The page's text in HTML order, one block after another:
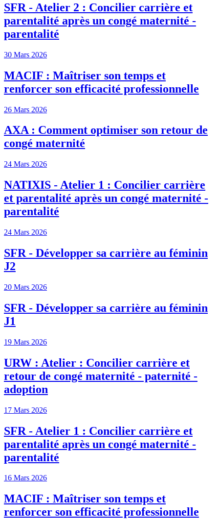
SFR - Atelier 2 : Concilier carrière et
parentalité après un congé maternité -
parentalité
30 Mars 2026
MACIF : Maîtriser son temps et
renforcer son efficacité professionnelle
26 Mars 2026
AXA : Comment optimiser son retour de
congé maternité
24 Mars 2026
NATIXIS - Atelier 1 : Concilier carrière
et parentalité après un congé maternité -
parentalité
24 Mars 2026
SFR - Développer sa carrière au féminin
J2
20 Mars 2026
SFR - Développer sa carrière au féminin
J1
19 Mars 2026
URW : Atelier : Concilier carrière et
retour de congé maternité - paternité -
adoption
17 Mars 2026
SFR - Atelier 1 : Concilier carrière et
parentalité après un congé maternité -
parentalité
16 Mars 2026
MACIF : Maîtriser son temps et
renforcer son efficacité professionnelle